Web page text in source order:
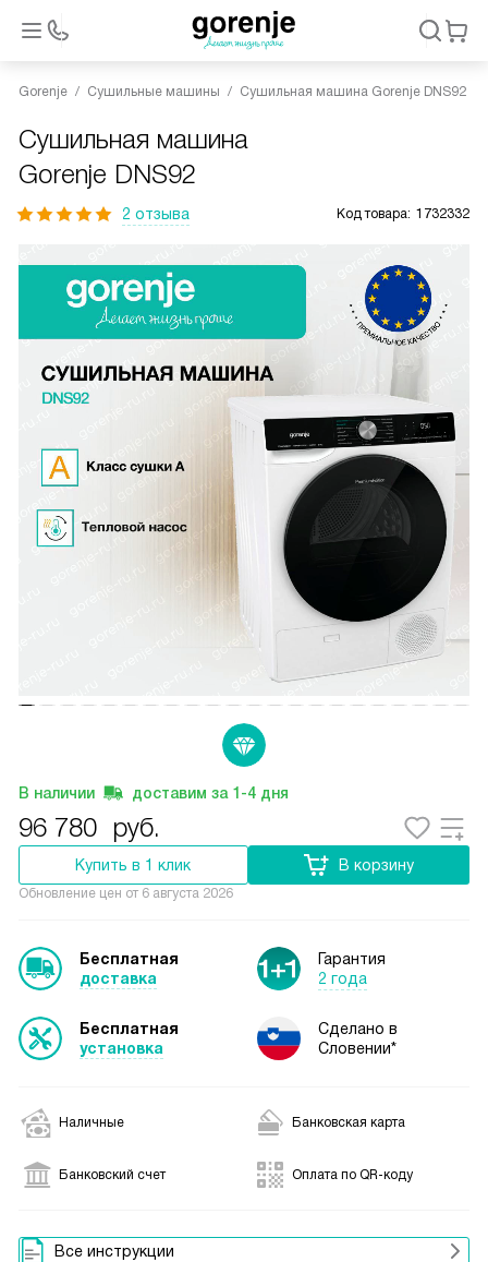
Gorenje Сушильные машины Сушильная машина Gorenje DNS92
Сушильная машина
Gorenje DNS92
2 отзыва Код товара: 1732332
В наличии доставим за 1-4 дня
96 780 руб.
Купить в 1 клик В корзину
Обновление цен от 6 августа 2026
Бесплатная
доставка
Бесплатная
установка
Гарантия
2 года
Сделано в
Словении*
Наличные Банковская карта
Банковский счет Оплата по QR-коду
Все инструкции